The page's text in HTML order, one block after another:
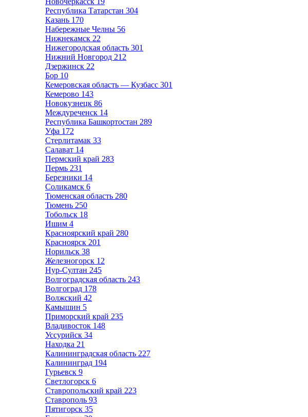
Республика Татарстан 304
Казань 170
Набережные Челны 56
Нижнекамск 22
Нижегородская область 301
Нижний Новгород 212
Дзержинск 22
Бор 10
Кемеровская область — Кузбасс 301
Кемерово 143
Новокузнецк 86
Междуреченск 14
Республика Башкортостан 289
Уфа 172
Стерлитамак 33
Салават 14
Пермский край 283
Пермь 231
Березники 14
Соликамск 6
Тюменская область 280
Тюмень 250
Тобольск 18
Ишим 4
Красноярский край 280
Красноярск 201
Норильск 38
Железногорск 12
Нур-Султан 245
Волгоградская область 243
Волгоград 178
Волжский 42
Камышин 5
Приморский край 235
Владивосток 148
Уссурийск 34
Находка 21
Калининградская область 227
Калининград 194
Гурьевск 9
Светлогорск 6
Ставропольский край 223
Ставрополь 93
Пятигорск 35